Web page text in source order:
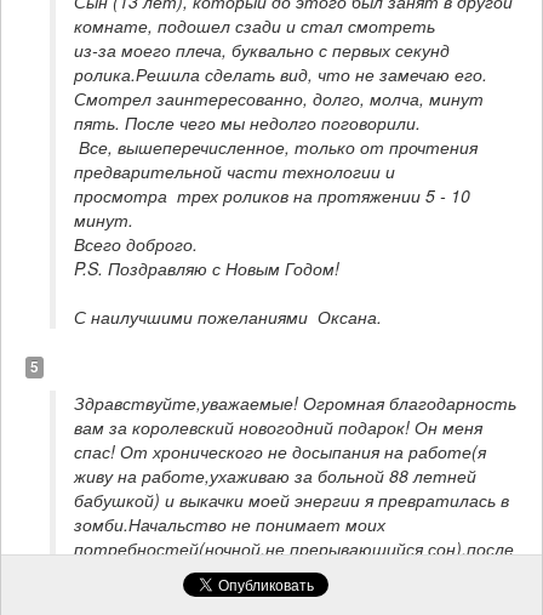
комнате, подошел сзади и стал смотреть
из-за моего плеча, буквально с первых секунд
ролика.Решила сделать вид, что не замечаю его.
Смотрел заинтересованно, долго, молча, минут
пять. После чего мы недолго поговорили.
предварительной части технологии и
просмотра  трех роликов на протяжении 5 - 10
минут.
Всего доброго.
P.S. Поздравляю с Новым Годом!
С наилучшими пожеланиями  Оксана.
5
Здравствуйте,уважаемые! Огромная благодарность
вам за королевский новогодний подарок! Он меня
спас! От хронического не досыпания на работе(я
живу на работе,ухаживаю за больной 88 летней
бабушкой) и выкачки моей энергии я превратилась в
зомби.Начальство не понимает моих
потребностей(ночной,не прерывающийся сон),после
очередных объяснений-уговоров я собрала вещи и......
Потом получила ваш подарок и пришло озарение!